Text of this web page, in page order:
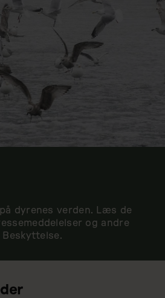
dyrenes verden. Læs de
og andre